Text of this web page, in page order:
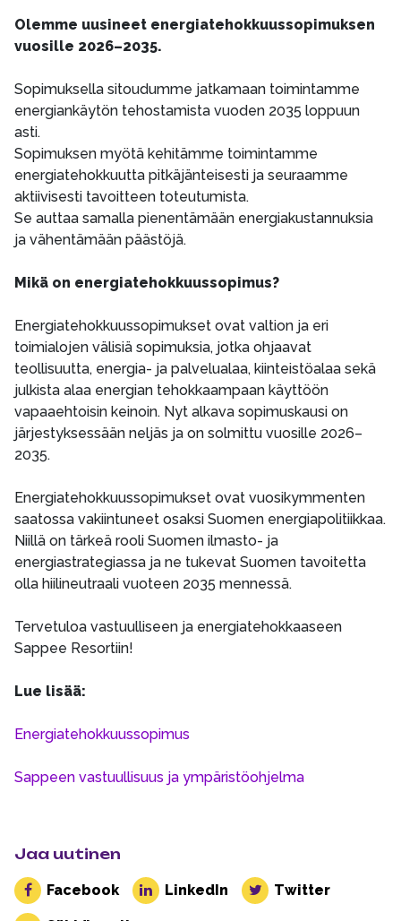
Olemme uusineet energiatehokkuussopimuksen
vuosille 2026–2035.
Sopimuksella sitoudumme jatkamaan toimintamme
energiankäytön tehostamista vuoden 2035 loppuun
asti.
Sopimuksen myötä kehitämme toimintamme
energiatehokkuutta pitkäjänteisesti ja seuraamme
aktiivisesti tavoitteen toteutumista.
Se auttaa samalla pienentämään energiakustannuksia
ja vähentämään päästöjä.
Mikä on energiatehokkuussopimus?
Energiatehokkuussopimukset ovat valtion ja eri
toimialojen välisiä sopimuksia, jotka ohjaavat
teollisuutta, energia- ja palvelualaa, kiinteistöalaa sekä
julkista alaa energian tehokkaampaan käyttöön
vapaaehtoisin keinoin. Nyt alkava sopimuskausi on
järjestyksessään neljäs ja on solmittu vuosille 2026–
2035.
Energiatehokkuussopimukset ovat vuosikymmenten
saatossa vakiintuneet osaksi Suomen energiapolitiikkaa.
Niillä on tärkeä rooli Suomen ilmasto- ja
energiastrategiassa ja ne tukevat Suomen tavoitetta
olla hiilineutraali vuoteen 2035 mennessä.
Tervetuloa vastuulliseen ja energiatehokkaaseen
Sappee Resortiin!
Lue lisää:
Energiatehokkuussopimus
Sappeen vastuullisuus ja ympäristöohjelma
Jaa uutinen
Facebook LinkedIn Twitter